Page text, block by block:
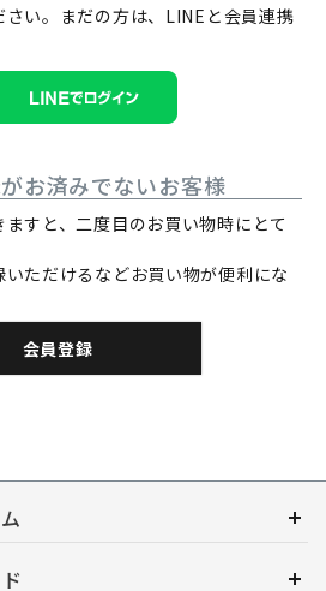
い。まだの方は、 LINEと会員連携
お済みでないお客様
すと、二度目のお買い物時にとて
ただけるなどお買い物が便利にな
会員登録